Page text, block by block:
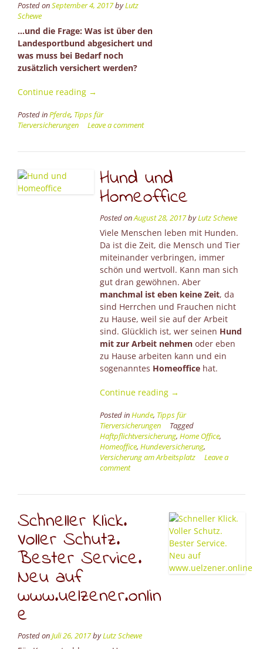
Posted onSeptember 4, 2017byLutz
Schewe
…und die Frage: Was ist über den
Landesportbund abgesichert und
was muss bei Bedarf noch
zusätzlich versichert werden?
Continue reading “Versicherungsschutz
organisierten
Amateurverein”
→
Posted inPferde, Tipps für
Tierversicherungen
Leave a comment
Hund und
Homeoffice
Posted onAugust 28, 2017byLutz Schewe
Viele Menschen leben mit Hunden.
Da ist die Zeit, die Mensch und Tier
miteinander verbringen, immer
schön und wertvoll. Kann man sich
gut dran gewöhnen. Aber
manchmal ist eben keine Zeit, da
sind Herrchen und Frauchen nicht
zu Hause, weil sie auf der Arbeit
sind. Glücklich ist, wer seinen Hund
mit zur Arbeit nehmenoder eben
zu Hause arbeiten kann und ein
sogenanntes Homeofficehat.
Continue reading “Hund
Homeoffice”
→
Posted inHunde, Tipps für
Tierversicherungen
Tagged
Haftpflichtversicherung, Home Office,
Homeoffice, Hundeversicherung,
Versicherung am Arbeitsplatz
Leave a
comment
Schneller Klick.
Voller Schutz.
Bester Service.
Neu auf
www.uelzener.onlin
e
Posted onJuli 26, 2017byLutz Schewe